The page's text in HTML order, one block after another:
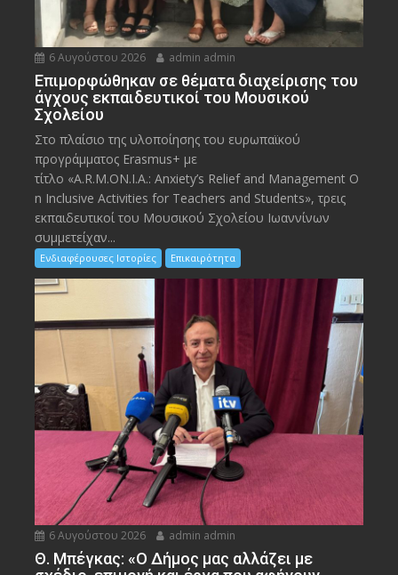
6 Αυγούστου 2026 admin admin
Eπιμορφώθηκαν σε θέματα διαχείρισης του
άγχους εκπαιδευτικοί του Μουσικού
Σχολείου
Στο πλαίσιο της υλοποίησης του ευρωπαϊκού
προγράμματος Erasmus+ με
τίτλο «A.R.M.ON.I.A.: Anxiety’s Relief and Management O
n Inclusive Activities for Teachers and Students», τρεις
εκπαιδευτικοί του Μουσικού Σχολείου Ιωαννίνων
συμμετείχαν...
Ενδιαφέρουσες Ιστορίες Επικαιρότητα
6 Αυγούστου 2026 admin admin
Θ. Μπέγκας: «Ο Δήμος μας αλλάζει με